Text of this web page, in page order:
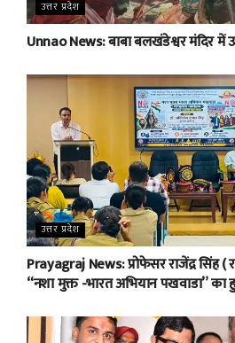
उत्तर प्रदेश
Unnao News: बाबा बलखंडेश्वर मंदिर में
उत्तर प्रदेश
Prayagraj News: प्रोफेसर राजेंद्र सिंह (
“नशा मुक्त -भारत अभियान पखवाडा”